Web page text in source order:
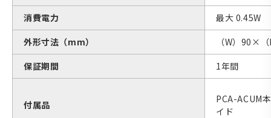
消費電力
最大 0.45W
外形寸法（mm）
（W）90×
保証期間
1年間
付属品
PCA-ACUM
イド